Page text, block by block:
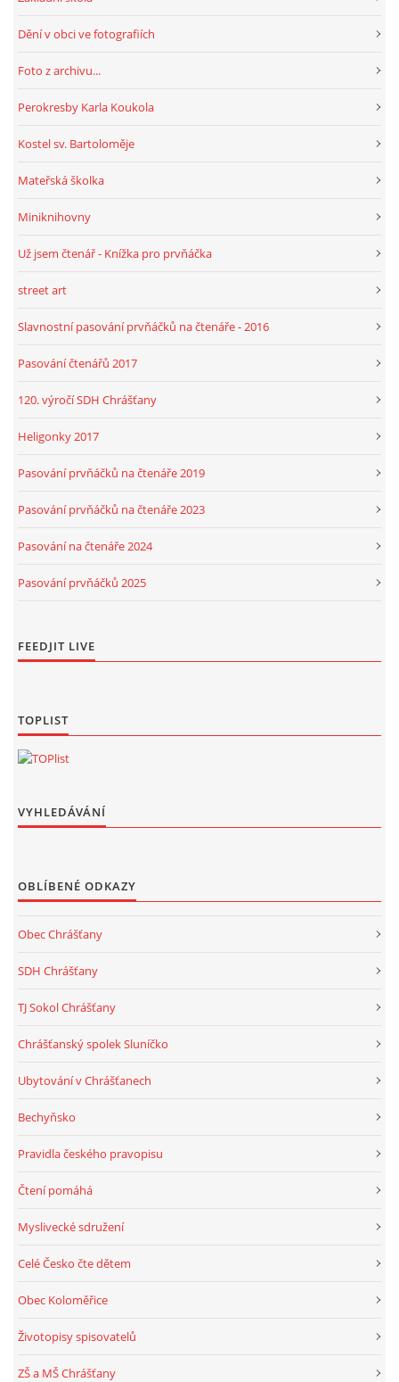
Dění v obci ve fotografiích
Foto z archivu...
Perokresby Karla Koukola
Kostel sv. Bartoloměje
Mateřská školka
Miniknihovny
Už jsem čtenář - Knížka pro prvňáčka
street art
Slavnostní pasování prvňáčků na čtenáře - 2016
Pasování čtenářů 2017
120. výročí SDH Chrášťany
Heligonky 2017
Pasování prvňáčků na čtenáře 2019
Pasování prvňáčků na čtenáře 2023
Pasování na čtenáře 2024
Pasování prvňáčků 2025
FEEDJIT LIVE
TOPLIST
VYHLEDÁVÁNÍ
OBLÍBENÉ ODKAZY
Obec Chrášťany
SDH Chrášťany
TJ Sokol Chrášťany
Chrášťanský spolek Sluníčko
Ubytování v Chrášťanech
Bechyňsko
Pravidla českého pravopisu
Čtení pomáhá
Myslivecké sdružení
Celé Česko čte dětem
Obec Koloměřice
Životopisy spisovatelů
ZŠ a MŠ Chrášťany